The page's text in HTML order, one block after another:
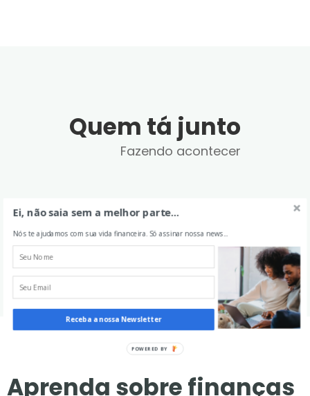
Quem tá junto
Fazendo acontecer
Aprenda sobre finanças
Ei, não saia sem a melhor parte...
Nós te ajudamos com sua vida financeira. Só assinar nossa news...
Receba a nossa Newsletter
POWERED BY